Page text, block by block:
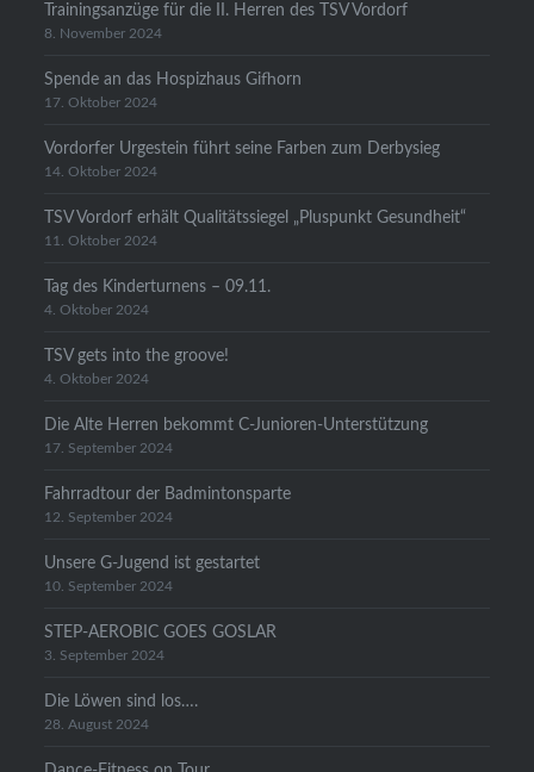
Trainingsanzüge für die II. Herren des TSV Vordorf
8. November 2024
Spende an das Hospizhaus Gifhorn
17. Oktober 2024
Vordorfer Urgestein führt seine Farben zum Derbysieg
14. Oktober 2024
TSV Vordorf erhält Qualitätssiegel „Pluspunkt Gesundheit“
11. Oktober 2024
Tag des Kinderturnens – 09.11.
4. Oktober 2024
TSV gets into the groove!
4. Oktober 2024
Die Alte Herren bekommt C-Junioren-Unterstützung
17. September 2024
Fahrradtour der Badmintonsparte
12. September 2024
Unsere G-Jugend ist gestartet
10. September 2024
STEP-AEROBIC GOES GOSLAR
3. September 2024
Die Löwen sind los….
28. August 2024